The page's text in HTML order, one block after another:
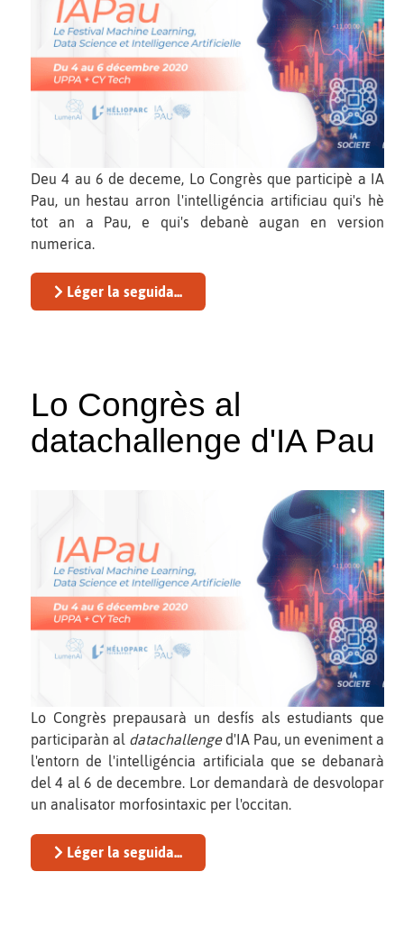
Deu 4 au 6 de deceme, Lo Congrès que participè a IA
Pau, un hestau arron l'intelligéncia artificiau qui's hè
tot an a Pau, e qui's debanè augan en version
numerica.
Léger la seguida...
Lo Congrès al
datachallenge d'IA Pau
Lo Congrès prepausarà un desfís als estudiants que
participaràn al datachallenged'IA Pau, un eveniment a
l'entorn de l'intelligéncia artificiala que se debanarà
del 4 al 6 de decembre. Lor demandarà de desvolopar
un analisator morfosintaxic per l'occitan.
Léger la seguida...